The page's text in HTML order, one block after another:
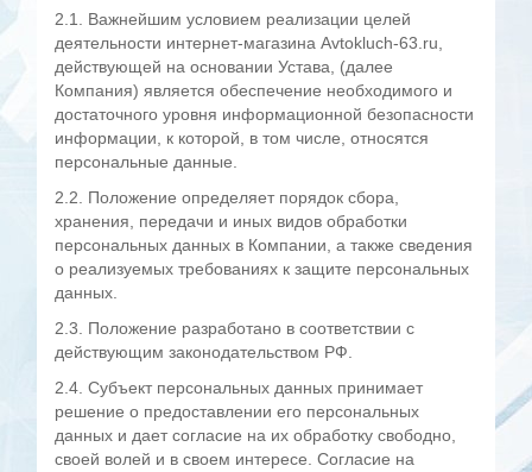
2.1. Важнейшим условием реализации целей
деятельности интернет-магазинаAvtokluch-63.ru,
действующей на основании Устава, (далее
Компания) является обеспечение необходимого и
достаточного уровня информационной безопасности
информации, к которой, в том числе, относятся
персональные данные.
2.2. Положение определяет порядок сбора,
хранения, передачи и иных видов обработки
персональных данных в Компании, а также сведения
о реализуемых требованиях к защите персональных
данных.
2.3. Положение разработано в соответствии с
действующим законодательством РФ.
2.4. Субъект персональных данных принимает
решение о предоставлении его персональных
данных и дает согласие на их обработку свободно,
своей волей и в своем интересе. Согласие на